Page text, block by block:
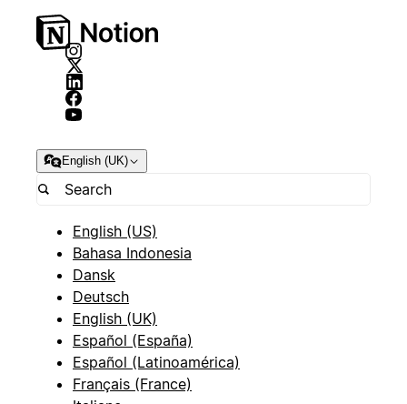
English (UK)
English (US)
Bahasa Indonesia
Dansk
Deutsch
English (UK)
Español (España)
Español (Latinoamérica)
Français (France)